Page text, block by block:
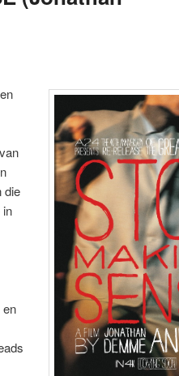
die
in
en